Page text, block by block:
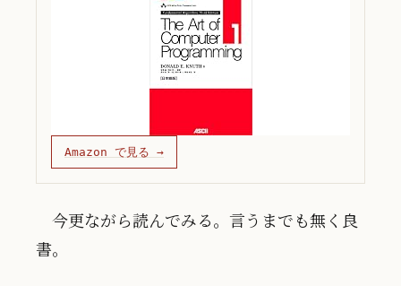
Amazon で見る →
今更ながら読んでみる。言うまでも無く良
書。